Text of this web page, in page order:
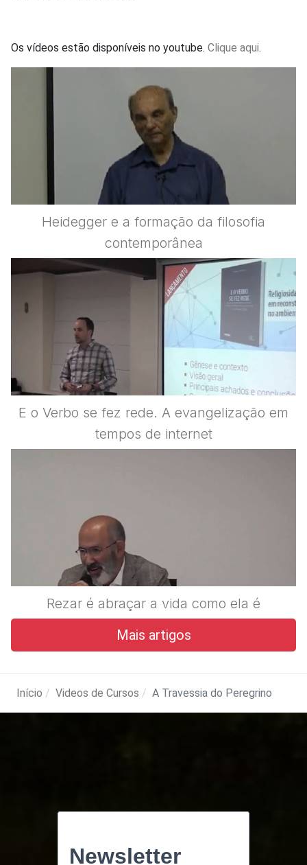
Os vídeos estão disponíveis no youtube. Clique aqui.
Heidegger e a formação da filosofia
contemporânea
E o Verbo se fez rede. A evangelização em
tempos de internet
Rezar é abraçar a vida como ela é
Mais artigos
Início Videos de Cursos A Travessia do Peregrino